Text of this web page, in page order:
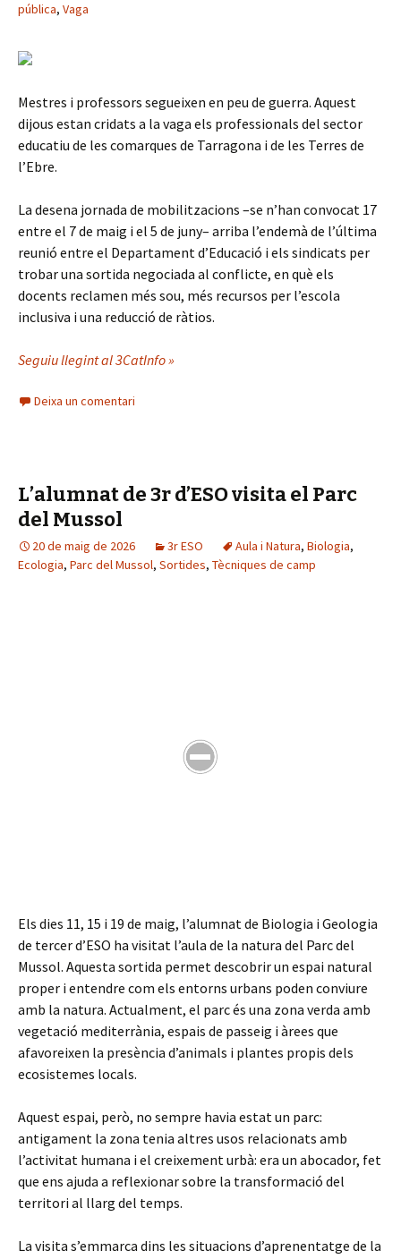
pública, Vaga
Mestres i professors segueixen en peu de guerra. Aquest
dijous estan cridats a la vaga els professionals del sector
educatiu de les comarques de Tarragona i de les Terres de
l’Ebre.
La desena jornada de mobilitzacions –se n’han convocat 17
entre el 7 de maig i el 5 de juny– arriba l’endemà de l’última
reunió entre el Departament d’Educació i els sindicats per
trobar una sortida negociada al conflicte, en què els
docents reclamen més sou, més recursos per l’escola
inclusiva i una reducció de ràtios.
Seguiu llegint al 3CatInfo »
Deixa un comentari
L’alumnat de 3r d’ESO visita el Parc
del Mussol
20 de maig de 2026 3r ESO Aula i Natura, Biologia,
Ecologia, Parc del Mussol, Sortides, Tècniques de camp
Els dies 11, 15 i 19 de maig, l’alumnat de Biologia i Geologia
de tercer d’ESO ha visitat l’aula de la natura del Parc del
Mussol. Aquesta sortida permet descobrir un espai natural
proper i entendre com els entorns urbans poden conviure
amb la natura. Actualment, el parc és una zona verda amb
vegetació mediterrània, espais de passeig i àrees que
afavoreixen la presència d’animals i plantes propis dels
ecosistemes locals.
Aquest espai, però, no sempre havia estat un parc:
antigament la zona tenia altres usos relacionats amb
l’activitat humana i el creixement urbà: era un abocador, fet
que ens ajuda a reflexionar sobre la transformació del
territori al llarg del temps.
La visita s’emmarca dins les situacions d’aprenentatge de la